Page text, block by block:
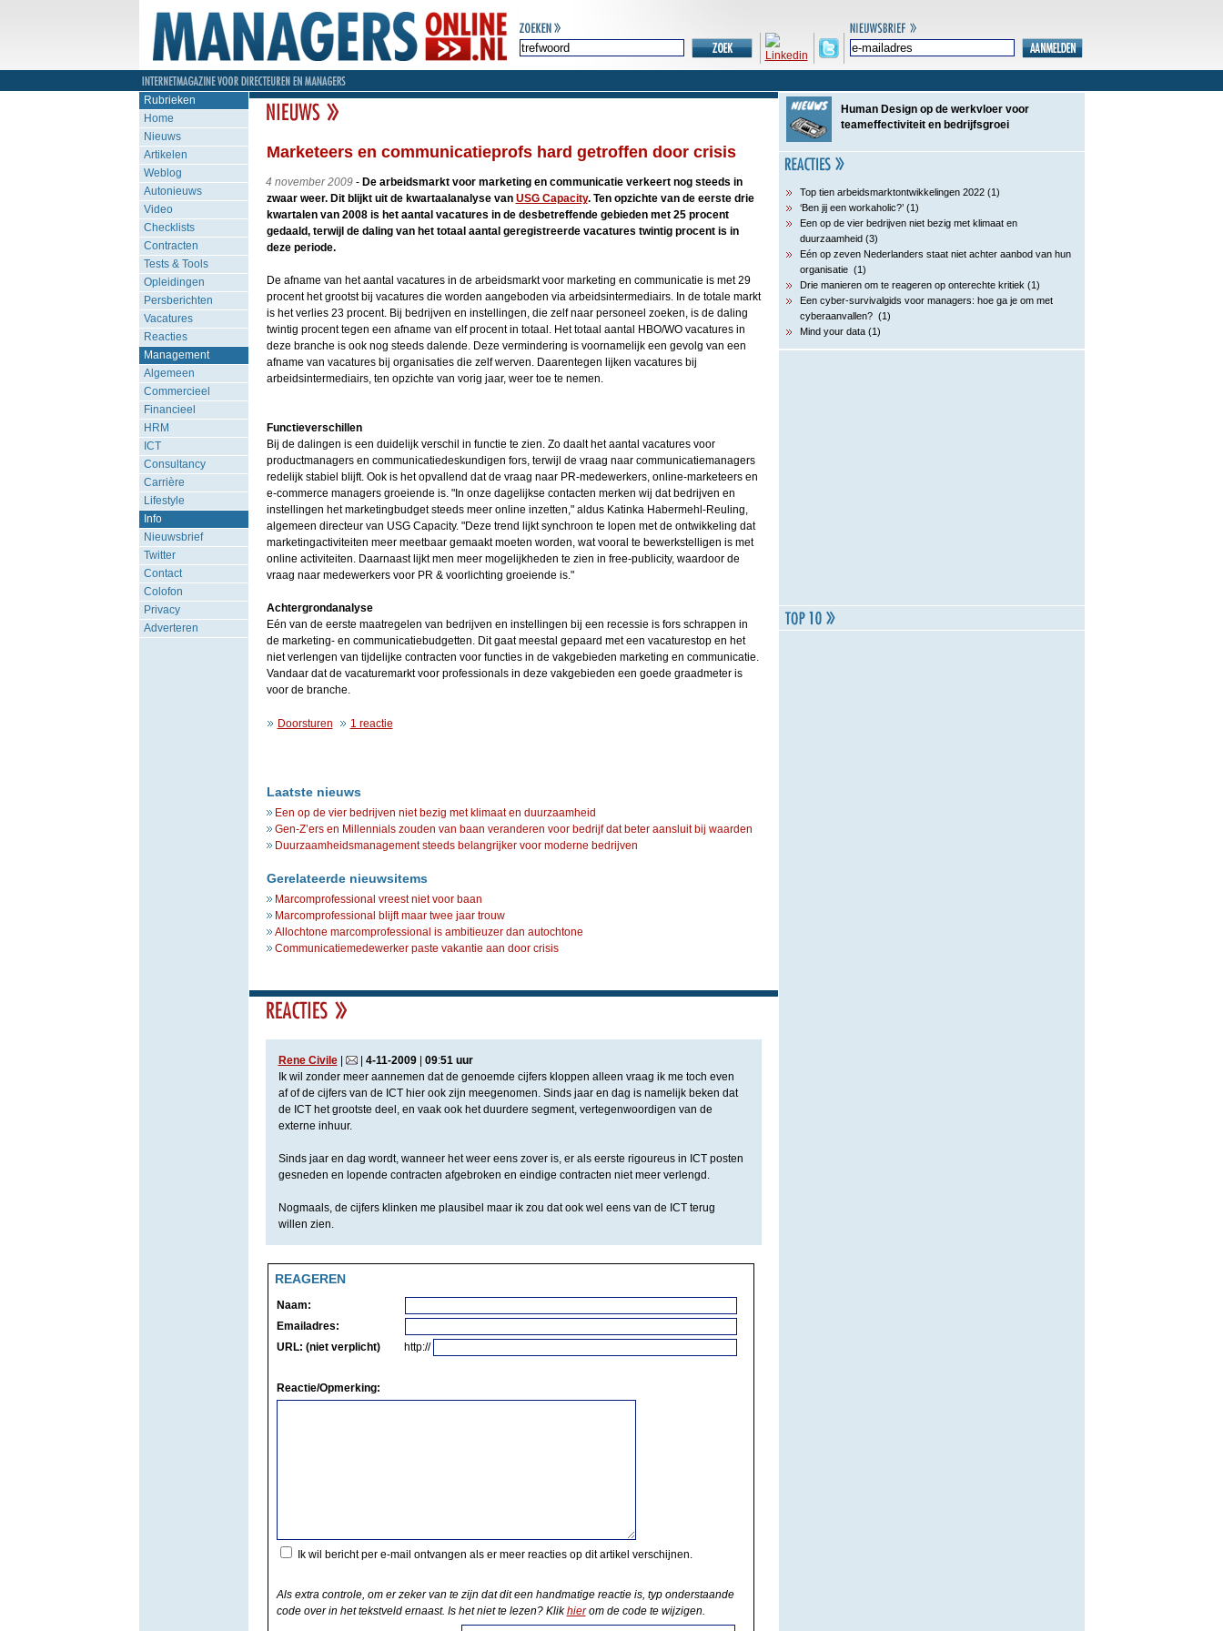
Rubrieken
Home
Nieuws
Artikelen
Weblog
Autonieuws
Video
Checklists
Contracten
Tests & Tools
Opleidingen
Persberichten
Vacatures
Reacties
Management
Algemeen
Commercieel
Financieel
HRM
ICT
Consultancy
Carrière
Lifestyle
Info
Nieuwsbrief
Twitter
Contact
Colofon
Privacy
Adverteren
Marketeers en communicatieprofs hard getroffen door crisis
4 november 2009- De arbeidsmarkt voor marketing en communicatie verkeert nog steeds in
zwaar weer. Dit blijkt uit de kwartaalanalyse van USG Capacity. Ten opzichte van de eerste drie
kwartalen van 2008 is het aantal vacatures in de desbetreffende gebieden met 25 procent
gedaald, terwijl de daling van het totaal aantal geregistreerde vacatures twintig procent is in
deze periode.
De afname van het aantal vacatures in de arbeidsmarkt voor marketing en communicatie is met 29
procent het grootst bij vacatures die worden aangeboden via arbeidsintermediairs. In de totale markt
is het verlies 23 procent. Bij bedrijven en instellingen, die zelf naar personeel zoeken, is de daling
twintig procent tegen een afname van elf procent in totaal. Het totaal aantal HBO/WO vacatures in
deze branche is ook nog steeds dalende. Deze vermindering is voornamelijk een gevolg van een
afname van vacatures bij organisaties die zelf werven. Daarentegen lijken vacatures bij
arbeidsintermediairs, ten opzichte van vorig jaar, weer toe te nemen.
Functieverschillen
Bij de dalingen is een duidelijk verschil in functie te zien. Zo daalt het aantal vacatures voor
productmanagers en communicatiedeskundigen fors, terwijl de vraag naar communicatiemanagers
redelijk stabiel blijft. Ook is het opvallend dat de vraag naar PR-medewerkers, online-marketeers en
e-commerce managers groeiende is. "In onze dagelijkse contacten merken wij dat bedrijven en
instellingen het marketingbudget steeds meer online inzetten," aldus Katinka Habermehl-Reuling,
algemeen directeur van USG Capacity. "Deze trend lijkt synchroon te lopen met de ontwikkeling dat
marketingactiviteiten meer meetbaar gemaakt moeten worden, wat vooral te bewerkstelligen is met
online activiteiten. Daarnaast lijkt men meer mogelijkheden te zien in free-publicity, waardoor de
vraag naar medewerkers voor PR & voorlichting groeiende is."
Achtergrondanalyse
Eén van de eerste maatregelen van bedrijven en instellingen bij een recessie is fors schrappen in
de marketing- en communicatiebudgetten. Dit gaat meestal gepaard met een vacaturestop en het
niet verlengen van tijdelijke contracten voor functies in de vakgebieden marketing en communicatie.
Vandaar dat de vacaturemarkt voor professionals in deze vakgebieden een goede graadmeter is
voor de branche.
Doorsturen 1 reactie
Laatste nieuws
Een op de vier bedrijven niet bezig met klimaat en duurzaamheid
Gen-Z’ers en Millennials zouden van baan veranderen voor bedrijf dat beter aansluit bij waarden
Duurzaamheidsmanagement steeds belangrijker voor moderne bedrijven
Gerelateerde nieuwsitems
Marcomprofessional vreest niet voor baan
Marcomprofessional blijft maar twee jaar trouw
Allochtone marcomprofessional is ambitieuzer dan autochtone
Communicatiemedewerker paste vakantie aan door crisis
Rene Civile| | 4-11-2009| 09:51 uur
Ik wil zonder meer aannemen dat de genoemde cijfers kloppen alleen vraag ik me toch even
af of de cijfers van de ICT hier ook zijn meegenomen. Sinds jaar en dag is namelijk beken dat
de ICT het grootste deel, en vaak ook het duurdere segment, vertegenwoordigen van de
externe inhuur.
Sinds jaar en dag wordt, wanneer het weer eens zover is, er als eerste rigoureus in ICT posten
gesneden en lopende contracten afgebroken en eindige contracten niet meer verlengd.
Nogmaals, de cijfers klinken me plausibel maar ik zou dat ook wel eens van de ICT terug
willen zien.
REAGEREN
Naam:
Emailadres:
URL: (niet verplicht)
http://
Reactie/Opmerking:
Ik wil bericht per e-mail ontvangen als er meer reacties op dit artikel verschijnen.
Als extra controle, om er zeker van te zijn dat dit een handmatige reactie is, typ onderstaande
code over in het tekstveld ernaast. Is het niet te lezen? Klikhierom de code te wijzigen.
Human Design op de werkvloer voor
teameffectiviteit en bedrijfsgroei
Top tien arbeidsmarktontwikkelingen 2022 (1)
‘Ben jij een workaholic?’ (1)
Een op de vier bedrijven niet bezig met klimaat en
duurzaamheid (3)
Eén op zeven Nederlanders staat niet achter aanbod van hun
organisatie (1)
Drie manieren om te reageren op onterechte kritiek (1)
Een cyber-survivalgids voor managers: hoe ga je om met
cyberaanvallen? (1)
Mind your data (1)